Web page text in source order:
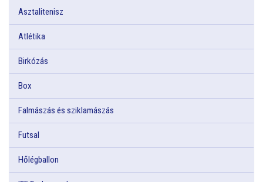
Asztalitenisz
Atlétika
Birkózás
Box
Falmászás és sziklamászás
Futsal
Hőlégballon